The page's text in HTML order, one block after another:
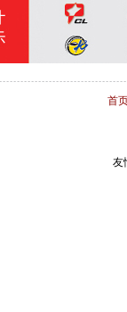
首
友